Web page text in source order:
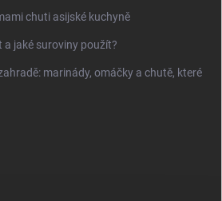
chuti asijské kuchyně
jaké suroviny použít?
marinády, omáčky a chutě, které